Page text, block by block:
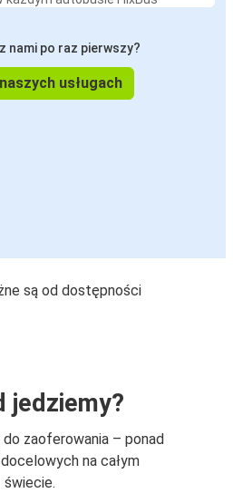
nami po raz pierwszy?
usługach
są od dostępności
jedziemy?
do zaoferowania – ponad
na całym
świecie.